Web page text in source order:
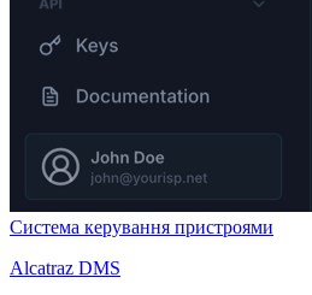
Система керування пристроями
Alcatraz DMS